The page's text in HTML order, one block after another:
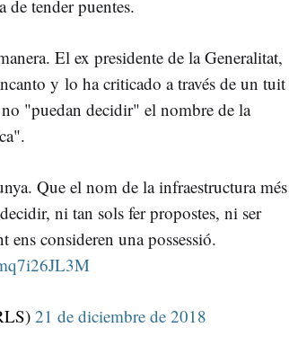
de tender puentes.
El ex presidente de la Generalitat,
y lo ha criticado a través de un tuit
"puedan decidir" el nombre de la
Que el nom de la infraestructura més
ni tan sols fer propostes, ni ser
ens consideren una possessió.
21 de diciembre de 2018